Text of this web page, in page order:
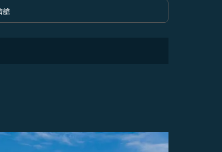
option 經濟艙 Selected
艙